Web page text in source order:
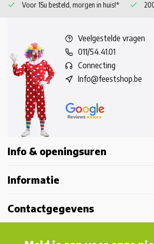
Voor 15u besteld, morgen in huis!*
Veelgestelde vragen
011/54.41.01
Connecting
Info@feestshop.be
Info & openingsuren
Informatie
Contactgegevens